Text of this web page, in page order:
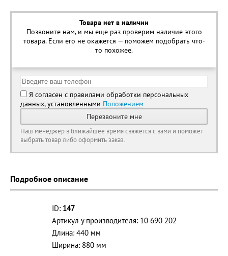
Товара нет в наличии
Позвоните нам, и мы еще раз проверим наличие этого
товара. Если его не окажется — поможем подобрать что-
то похожее.
Я согласен с правилами обработки персональных
данных, установленными Положением
Перезвоните мне
Наш менеджер в ближайшее время свяжется с вами и поможет
выбрать товар либо оформить заказ.
Подробное описание
ID: 147
Артикул у производителя: 10 690 202
Длина: 440 мм
Ширина: 880 мм